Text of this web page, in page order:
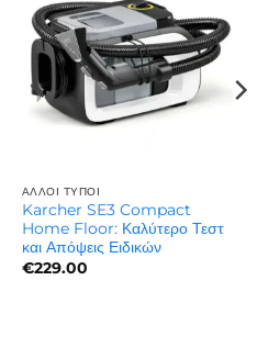
ΆΛΛΟΙ ΤΎΠΟΙ
Karcher SE3 Compact
Home Floor: Καλύτερο Τεστ
και Απόψεις Ειδικών
€229.00